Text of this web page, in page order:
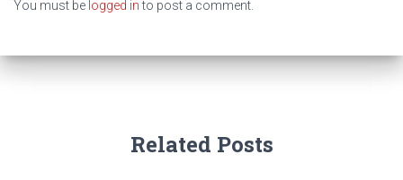
You must be logged into post a comment.
Related Posts